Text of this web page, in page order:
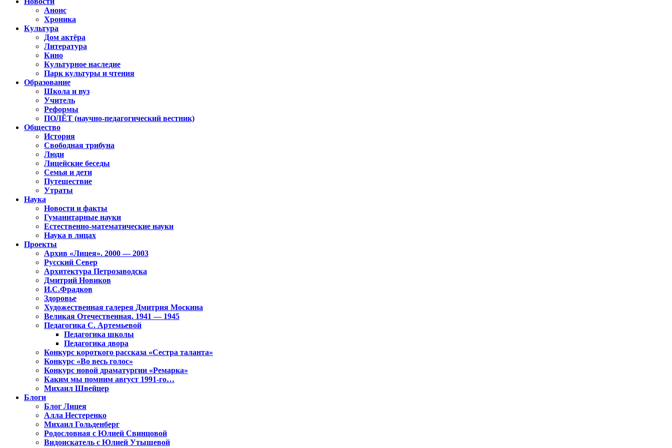
Анонс
Хроника
Культура
Дом актёра
Литература
Кино
Культурное наследие
Парк культуры и чтения
Образование
Школа и вуз
Учитель
Реформы
ПОЛЁТ (научно-педагогический вестник)
Общество
История
Свободная трибуна
Люди
Лицейские беседы
Семья и дети
Путешествие
Утраты
Наука
Новости и факты
Гуманитарные науки
Естественно-математические науки
Наука в лицах
Проекты
Архив «Лицея». 2000 — 2003
Русский Север
Архитектура Петрозаводска
Дмитрий Новиков
И.С.Фрадков
Здоровье
Художественная галерея Дмитрия Москина
Великая Отечественная. 1941 — 1945
Педагогика С. Артемьевой
Педагогика школы
Педагогика двора
Конкурс короткого рассказа «Сестра таланта»
Конкурс «Во весь голос»
Конкурс новой драматургии «Ремарка»
Каким мы помним август 1991-го…
Михаил Швейцер
Блоги
Блог Лицея
Алла Нестеренко
Михаил Гольденберг
Родословная с Юлией Свинцовой
Видоискатель с Юлией Утышевой